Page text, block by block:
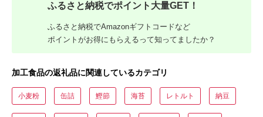
ふるさと納税でポイント大量GET！
ふるさと納税でAmazonギフトコードなど
ポイントがお得にもらえるって知ってましたか？
加工食品の返礼品に関連しているカテゴリ
小麦粉 缶詰 鰹節 海苔 レトルト 納豆